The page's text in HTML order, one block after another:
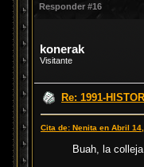
Responder #16
konerak
Visitante
Re: 1991-
Cita de: Nenita en Abril
Buah, la